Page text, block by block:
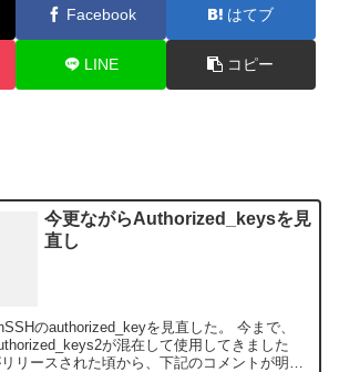
Facebook はてブ
LINE コピー
今更ながらAuthorized_keysを見
直し
のauthorized_keyを見直した。 今まで、
が混在して使用してきました
リースされた頃から、下記のコメントが明